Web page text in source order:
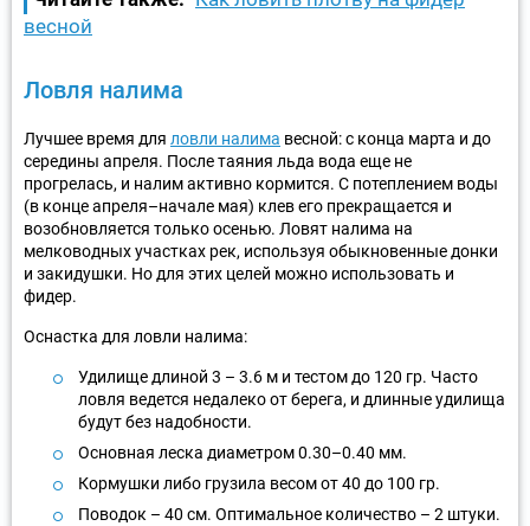
весной
Ловля налима
Лучшее время для ловли налима весной: с конца марта и до
середины апреля. После таяния льда вода еще не
прогрелась, и налим активно кормится. С потеплением воды
(в конце апреля–начале мая) клев его прекращается и
возобновляется только осенью. Ловят налима на
мелководных участках рек, используя обыкновенные донки
и закидушки. Но для этих целей можно использовать и
фидер.
Оснастка для ловли налима:
Удилище длиной 3 – 3.6 м и тестом до 120 гр. Часто
ловля ведется недалеко от берега, и длинные удилища
будут без надобности.
Основная леска диаметром 0.30–0.40 мм.
Кормушки либо грузила весом от 40 до 100 гр.
Поводок – 40 см. Оптимальное количество – 2 штуки.